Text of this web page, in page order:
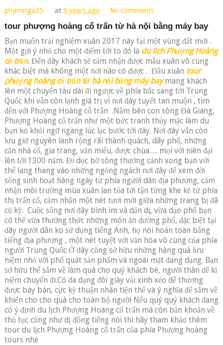
phamnga25 at9 years ago No comments:
tour phượng hoàng cổ trấn từ hà nội bằng máy bay
Bạn muốn trải nghiệm xuân 2017 này tại một vùng đất mới .
Một gợi ý nhỏ cho một điểm tới to đó là du lich Phượng Hoàng
cổ trấn. Đến đây khách sẽ cảm nhận được mẫu xuân vô cùng
khác biệt mà không một nơi nào có được . Đầu xuân tour
phượng hoàng cổ trấn từ hà nội bằng máy baymang khách
lên một chuyến tàu dài đi ngược về phía bắc sang tới Trung
Quốc khi vẫn còn lạnh giá trị vì nơi đây tuyết tan muộn , tìm
đến với Phượng Hoàng cổ trấn .Nằm bên con sông Đà Giang,
Phượng Hoàng cổ trấn như một bức tranh thủy mặc làm du
bạn ko khỏi ngỡ ngàng lúc lạc bước tới đây. Nơi đây vẫn còn
lưu giữ nguyên lành rộng rãi thành quách, dãy phố, những
căn nhà cổ, gia trang, văn miếu, được chùa… mọi với niên đại
lên tới 1300 năm. Đi dọc bờ sông thưởng cảnh xong bạn với
thể lang thang vào những ngỏng ngách nơi đây để xem đời
sống sinh hoạt hàng ngày từ phía người dân địa phương, cảm
nhận môi trường mùa xuân lan tỏa tới tận từng khe kẽ từ phía
thị trấn cổ, cảm nhận một nét tươi mới giữa những trang bị đã
cũ kỹ. Cuộc sống nơi đây bình im và dản dị, vừa dạo phố bạn
có thể vừa thưởng thức những món ăn đường phố, đặc biệt tại
đây người dân ko sử dụng tiếng Anh, họ nói hoàn toàn bằng
tiếng địa phương , một nét tuyệt vời văn hóa vô cùng của phía
người Trung Quốc Ở đây cũng sở hữu những hàng quà lưu
niệm nhỏ với phổ quát sản phẩm và ngoài mặt đang dạng. Bạn
sở hữu thể sắm về làm quà cho quý khách bè, người thân để kỉ
niệm chuyến đi.Có đa dạng đôi giày vải xinh xẻo dễ thương
được bày bán, cực kỳ thuận nhân tiện thể và ý nghĩa để sắm về
khiến cho cho quà cho toàn bộ người Nếu quý quý khách đang
có ý định du lịch Phượng Hoàng cổ trấn mà còn băn khoăn về
thủ tục cũng như dị đồng tiếng nói thì hãy tham khảo thêm
tour du lịch Phượng Hoàng cổ trấn của phía Phượng hoàng
tours nhé